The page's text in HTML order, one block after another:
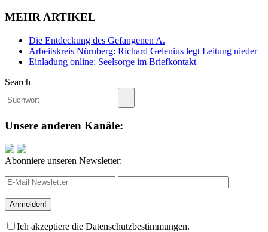
MEHR ARTIKEL
Die Entdeckung des Gefangenen A.
Arbeitskreis Nürnberg: Richard Gelenius legt Leitung nieder
Einladung online: Seelsorge im Briefkontakt
Search
Unsere anderen Kanäle:
Abonniere unseren Newsletter:
Ich akzeptiere die Datenschutzbestimmungen.